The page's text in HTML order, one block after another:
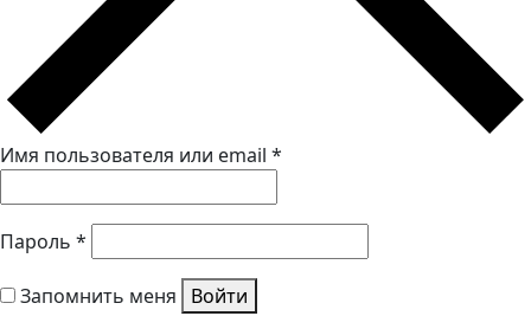
Имя пользователя или email *
Пароль *
Запомнить меня
Войти